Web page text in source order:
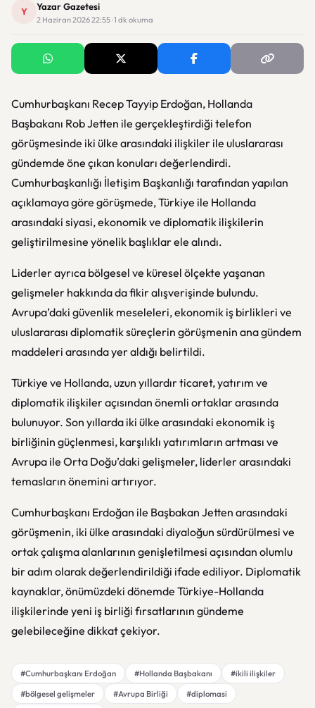
Y Yazar Gazetesi
2 Haziran 2026 22:55 · 1 dk okuma
Cumhurbaşkanı Recep Tayyip Erdoğan, Hollanda
Başbakanı Rob Jetten ile gerçekleştirdiği telefon
görüşmesinde iki ülke arasındaki ilişkiler ile uluslararası
gündemde öne çıkan konuları değerlendirdi.
Cumhurbaşkanlığı İletişim Başkanlığı tarafından yapılan
açıklamaya göre görüşmede, Türkiye ile Hollanda
arasındaki siyasi, ekonomik ve diplomatik ilişkilerin
geliştirilmesine yönelik başlıklar ele alındı.
Liderler ayrıca bölgesel ve küresel ölçekte yaşanan
gelişmeler hakkında da fikir alışverişinde bulundu.
Avrupa’daki güvenlik meseleleri, ekonomik iş birlikleri ve
uluslararası diplomatik süreçlerin görüşmenin ana gündem
maddeleri arasında yer aldığı belirtildi.
Türkiye ve Hollanda, uzun yıllardır ticaret, yatırım ve
diplomatik ilişkiler açısından önemli ortaklar arasında
bulunuyor. Son yıllarda iki ülke arasındaki ekonomik iş
birliğinin güçlenmesi, karşılıklı yatırımların artması ve
Avrupa ile Orta Doğu’daki gelişmeler, liderler arasındaki
temasların önemini artırıyor.
Cumhurbaşkanı Erdoğan ile Başbakan Jetten arasındaki
görüşmenin, iki ülke arasındaki diyaloğun sürdürülmesi ve
ortak çalışma alanlarının genişletilmesi açısından olumlu
bir adım olarak değerlendirildiği ifade ediliyor. Diplomatik
kaynaklar, önümüzdeki dönemde Türkiye-Hollanda
ilişkilerinde yeni iş birliği fırsatlarının gündeme
gelebileceğine dikkat çekiyor.
#Cumhurbaşkanı Erdoğan #Hollanda Başbakanı
#ikili ilişkiler
#bölgesel gelişmeler
#Avrupa Birliği
#diplomasi